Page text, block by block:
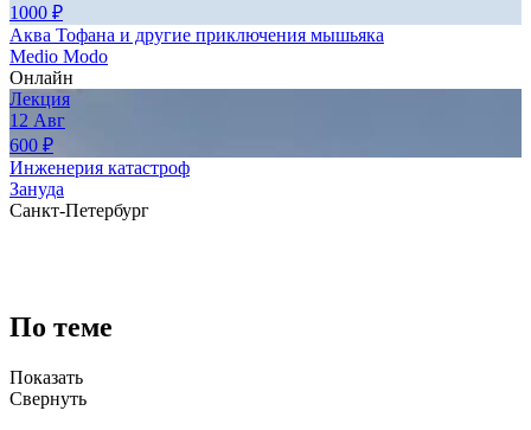
1000 ₽
Аква Тофана и другие приключения мышьяка
Medio Modo
Онлайн
Лекция
12 Авг
600 ₽
Инженерия катастроф
Зануда
Санкт-Петербург
По теме
Показать
Свернуть